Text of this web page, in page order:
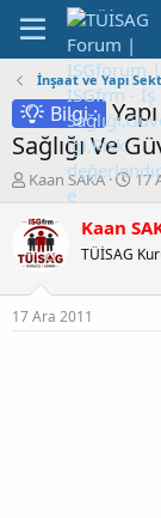
İnşaat ve Yapı
Bilgi :
Sağlığı Ve
K
n
b
u
u
b
Kaan SAKA
B
ş
a
17
Kaan
TÜİSAG
17 Ara 2011